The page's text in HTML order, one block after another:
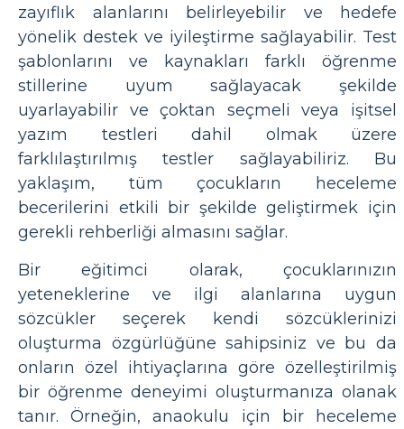
zayıflık alanlarını belirleyebilir ve hedefe
yönelik destek ve iyileştirme sağlayabilir. Test
şablonlarını ve kaynakları farklı öğrenme
stillerine uyum sağlayacak şekilde
uyarlayabilir ve çoktan seçmeli veya işitsel
yazım testleri dahil olmak üzere
farklılaştırılmış testler sağlayabiliriz. Bu
yaklaşım, tüm çocukların heceleme
becerilerini etkili bir şekilde geliştirmek için
gerekli rehberliği almasını sağlar.
Bir eğitimci olarak, çocuklarınızın
yeteneklerine ve ilgi alanlarına uygun
sözcükler seçerek kendi sözcüklerinizi
oluşturma özgürlüğüne sahipsiniz ve bu da
onların özel ihtiyaçlarına göre özelleştirilmiş
bir öğrenme deneyimi oluşturmanıza olanak
tanır. Örneğin, anaokulu için bir heceleme